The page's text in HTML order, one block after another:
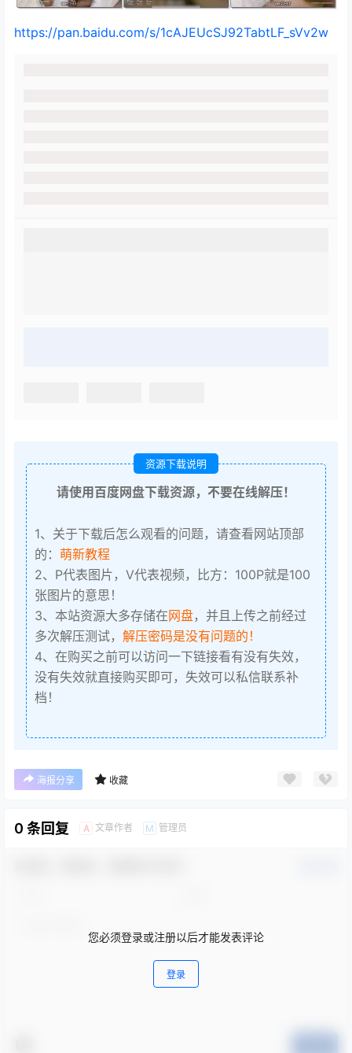
https://pan.baidu.com/s/1cAJEUcSJ92TabtLF_sVv2w
资源下载说明
请使用百度网盘下载资源，不要在线解压！
1、关于下载后怎么观看的问题，请查看网站顶部
的： 萌新教程
2、P代表图片，V代表视频，比方：100P就是100
张图片的意思！
3、本站资源大多存储在网盘，并且上传之前经过
多次解压测试， 解压密码是没有问题的！
4、在购买之前可以访问一下链接看有没有失效，
没有失效就直接购买即可，失效可以私信联系补
档！
海报分享 收藏
0 条回复 A 文章作者 M 管理员
您必须登录或注册以后才能发表评论
登录